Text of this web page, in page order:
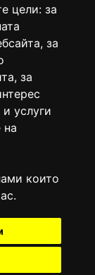
цели: за
, за
, за
услуги
на
които
.
в националния
национална